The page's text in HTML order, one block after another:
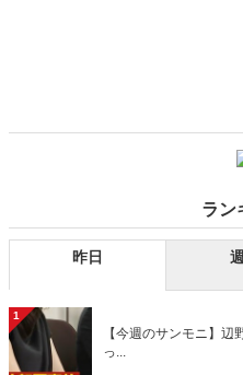
ラン
昨日
1
【今週のサンモニ】
っ...